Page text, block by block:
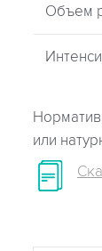
Объем
или